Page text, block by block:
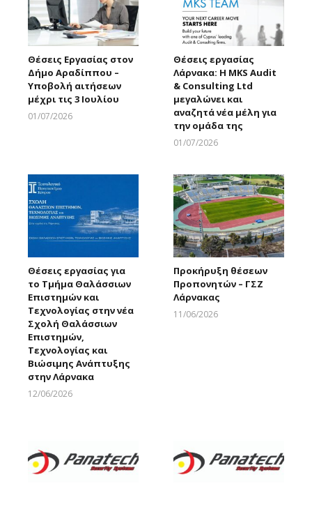
Θέσεις Εργασίας στον
Δήμο Αραδίππου –
Υποβολή αιτήσεων
μέχρι τις 3 Ιουλίου
01/07/2026
Θέσεις εργασίας
Λάρνακα: Η MKS Audit
& Consulting Ltd
μεγαλώνει και
αναζητά νέα μέλη για
την ομάδα της
01/07/2026
Θέσεις εργασίας για
το Τμήμα Θαλάσσιων
Επιστημών και
Τεχνολογίας στην νέα
Σχολή Θαλάσσιων
Επιστημών,
Τεχνολογίας και
Βιώσιμης Ανάπτυξης
στην Λάρνακα
12/06/2026
Προκήρυξη θέσεων
Προπονητών – ΓΣΖ
Λάρνακας
11/06/2026